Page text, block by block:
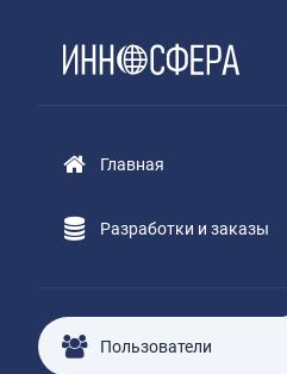
Главная
Разработки и заказы
Пользователи